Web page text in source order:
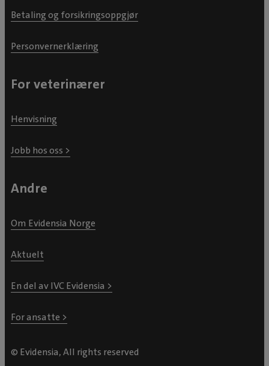
Betaling og forsikringsoppgjør
Personvernerklæring
For veterinærer
Henvisning
Jobb hos oss >
Andre
Om Evidensia Norge
Aktuelt
En del av IVC Evidensia >
For ansatte >
© Evidensia, All rights reserved